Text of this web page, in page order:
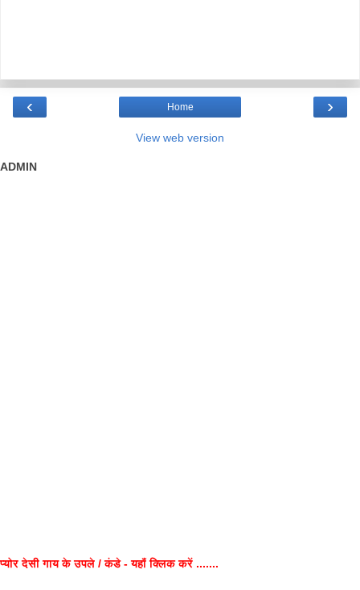
‹ ›
Home
View web version
ADMIN
प्योर देसी गाय के उपले / कंडे - यहाँ क्लिक करें .......